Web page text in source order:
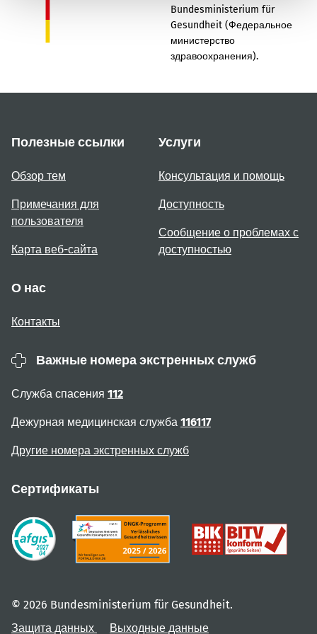
Bundesministerium für
Gesundheit (Федеральное
министерство
здравоохранения).
Полезные ссылки
Обзор тем
Примечания для
пользователя
Карта веб-сайта
Услуги
Консультация и помощь
Доступность
Сообщение о проблемах с
доступностью
О нас
Контакты
Важные номера экстренных служб
Служба спасения 112
Дежурная медицинская служба 116117
Другие номера экстренных служб
Сертификаты
© 2026 Bundesministerium für Gesundheit.
Защита данных
Выходные данные